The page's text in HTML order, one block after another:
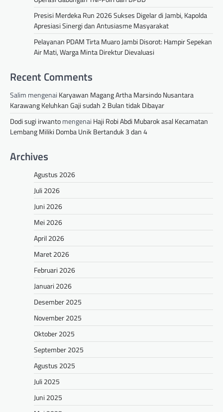
Presisi Merdeka Run 2026 Sukses Digelar di Jambi, Kapolda
Apresiasi Sinergi dan Antusiasme Masyarakat
Pelayanan PDAM Tirta Muaro Jambi Disorot: Hampir Sepekan
Air Mati, Warga Minta Direktur Dievaluasi
Recent Comments
Salim mengenai Karyawan Magang Artha Marsindo Nusantara
Karawang Keluhkan Gaji sudah 2 Bulan tidak Dibayar
Dodi sugi irwantomengenai Haji Robi Abdi Mubarok asal Kecamatan
Lembang Miliki Domba Unik Bertanduk 3 dan 4
Archives
Agustus 2026
Juli 2026
Juni 2026
Mei 2026
April 2026
Maret 2026
Februari 2026
Januari 2026
Desember 2025
November 2025
Oktober 2025
September 2025
Agustus 2025
Juli 2025
Juni 2025